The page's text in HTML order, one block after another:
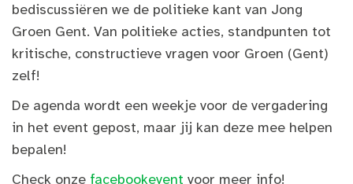
bediscussiëren we de politieke kant van Jong
Groen Gent. Van politieke acties, standpunten tot
kritische, constructieve vragen voor Groen (Gent)
zelf!
De agenda wordt een weekje voor de vergadering
in het event gepost, maar jij kan deze mee helpen
bepalen!
Check onze facebookevent voor meer info!